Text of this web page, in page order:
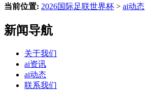
当前位置: 2026国际足联世界杯 > ai动态
新闻导航
关于我们
ai资讯
ai动态
联系我们